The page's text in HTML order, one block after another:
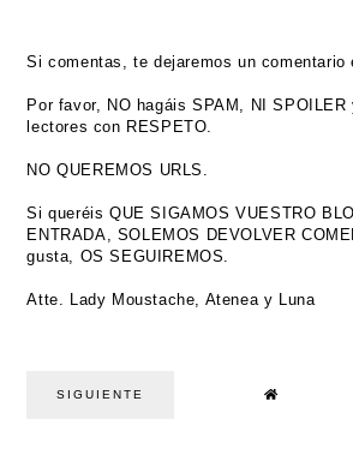
Si comentas, te dejaremos un comentario
Por favor, NO hagáis SPAM, NI
lectores con RESPETO.
NO QUEREMOS URLS.
Si queréis QUE SIGAMOS VUESTRO
ENTRADA, SOLEMOS DEVOLVER
gusta, OS SEGUIREMOS.
Atte. Lady Moustache, Atenea y Luna
SIGUIENTE